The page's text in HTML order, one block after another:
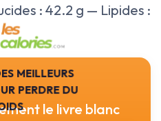
: 42.2 g — Lipides :
meilleurs
perdre du
le livre blanc